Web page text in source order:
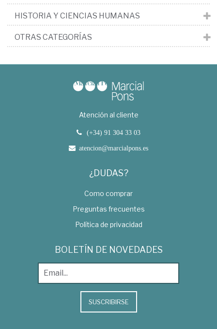
HISTORIA Y CIENCIAS HUMANAS
OTRAS CATEGORÍAS
Atención al cliente
(+34) 91 304 33 03
atencion@marcialpons.es
¿DUDAS?
Como comprar
Preguntas frecuentes
Política de privacidad
BOLETÍN DE NOVEDADES
SUSCRIBIRSE